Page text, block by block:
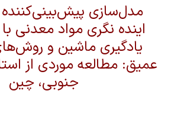
مدل‌سازی پیش‌بینی‌کننده
اینده نگری مواد معدنی با
یادگیری ماشین و
عمیق: مطالعه موردی از
جنوبی، چین